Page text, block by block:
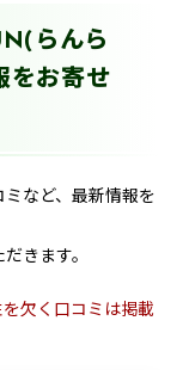
らんら
をお寄せ
など、最新情報を
きます。
欠く口コミは掲載